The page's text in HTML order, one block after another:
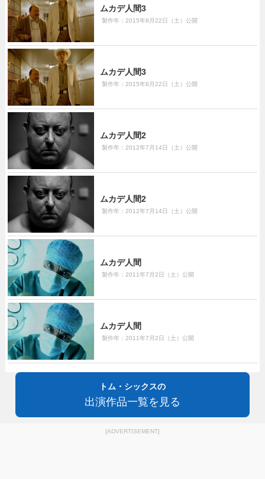
ムカデ人間3
製作年：2015年8月22日（土）公開
ムカデ人間3
製作年：2015年8月22日（土）公開
ムカデ人間2
製作年：2012年7月14日（土）公開
ムカデ人間2
製作年：2012年7月14日（土）公開
ムカデ人間
製作年：2011年7月2日（土）公開
ムカデ人間
製作年：2011年7月2日（土）公開
トム・シックスの
出演作品一覧を見る
[ADVERTISEMENT]